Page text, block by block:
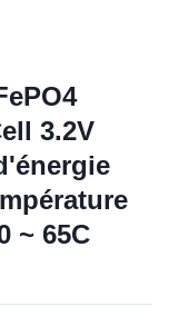
3.2V
~ 65C